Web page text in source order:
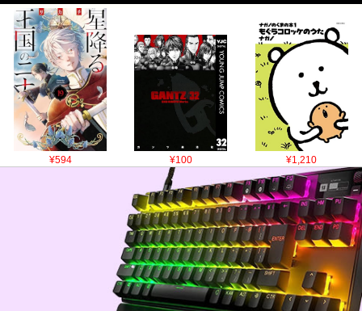
¥594 ¥100 ¥1,210